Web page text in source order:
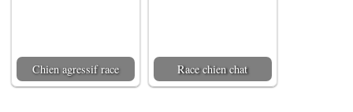
Chien agressif race Race chien chat